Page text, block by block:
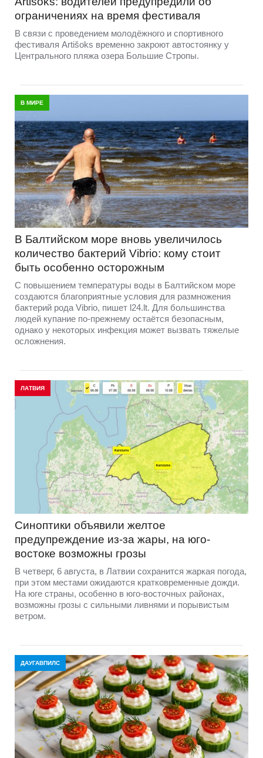
ограничениях на время фестиваля
В связи с проведением молодёжного и спортивного
фестиваля Artišoks временно закроют автостоянку у
Центрального пляжа озера Большие Стропы.
В МИРЕ
В Балтийском море вновь увеличилось
количество бактерий Vibrio: кому стоит
быть особенно осторожным
С повышением температуры воды в Балтийском море
создаются благоприятные условия для размножения
бактерий рода Vibrio, пишет l24.lt. Для большинства
людей купание по-прежнему остаётся безопасным,
однако у некоторых инфекция может вызвать тяжелые
осложнения.
ЛАТВИЯ
Синоптики объявили желтое
предупреждение из-за жары, на юго-
востоке возможны грозы
В четверг, 6 августа, в Латвии сохранится жаркая погода,
при этом местами ожидаются кратковременные дожди.
На юге страны, особенно в юго-восточных районах,
возможны грозы с сильными ливнями и порывистым
ветром.
ДАУГАВПИЛС